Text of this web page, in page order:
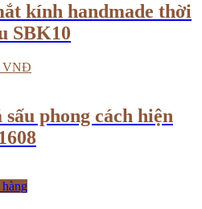
kính handmade thời
SBK10
VNĐ
sấu phong cách hiện